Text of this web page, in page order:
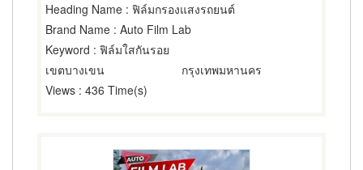
Heading Name : ฟิล์มกรองแสงรถยนต์
Brand Name : Auto Film Lab
Keyword : ฟิล์มใสกันรอย
เขตบางเขน
กรุงเทพมหานคร
Views : 436 Time(s)